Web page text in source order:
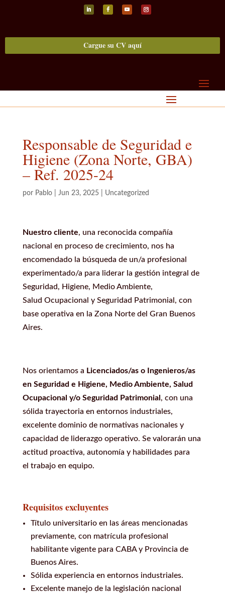
Cargue su CV aquí
Responsable de Seguridad e
Higiene (Zona Norte, GBA)
– Ref. 2025-24
por Pablo| Jun 23, 2025| Uncategorized
Nuestro cliente, una reconocida compañía
nacional en proceso de crecimiento, nos ha
encomendado la búsqueda de un/a profesional
experimentado/a para liderar la gestión integral de
Seguridad, Higiene, Medio Ambiente,
Salud Ocupacional y Seguridad Patrimonial, con
base operativa en la Zona Norte del Gran Buenos
Aires.
Nos orientamos a Licenciados/as o Ingenieros/as
en Seguridad e Higiene, Medio Ambiente, Salud
Ocupacional y/o Seguridad Patrimonial , con una
sólida trayectoria en entornos industriales,
excelente dominio de normativas nacionales y
capacidad de liderazgo operativo. Se valorarán una
actitud proactiva, autonomía y habilidades para
el trabajo en equipo.
Requisitos excluyentes
Título universitario en las áreas mencionadas
previamente, con matrícula profesional
habilitante vigente para CABA y Provincia de
Buenos Aires.
Sólida experiencia en entornos industriales.
Excelente manejo de la legislación nacional